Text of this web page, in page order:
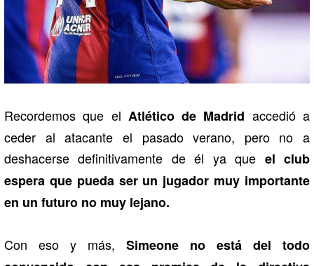
Recordemos que el Atlético de Madrid accedió a
ceder al atacante el pasado verano, pero no a
deshacerse definitivamente de él ya que el club
espera que pueda ser un jugador muy importante
en un futuro no muy lejano.
Con eso y más, Simeone no está del todo